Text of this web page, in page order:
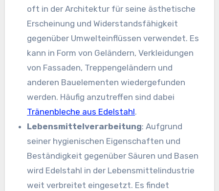
oft in der Architektur für seine ästhetische
Erscheinung und Widerstandsfähigkeit
gegenüber Umwelteinflüssen verwendet. Es
kann in Form von Geländern, Verkleidungen
von Fassaden, Treppengeländern und
anderen Bauelementen wiedergefunden
werden. Häufig anzutreffen sind dabei
Tränenbleche aus Edelstahl.
Lebensmittelverarbeitung: Aufgrund
seiner hygienischen Eigenschaften und
Beständigkeit gegenüber Säuren und Basen
wird Edelstahl in der Lebensmittelindustrie
weit verbreitet eingesetzt. Es findet